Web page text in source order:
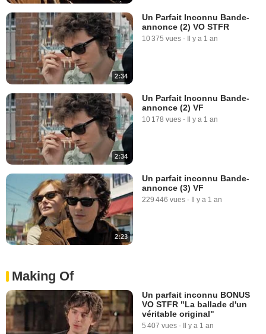
2:34
Un Parfait Inconnu Bande-
annonce (2) VO STFR
10 375 vues - Il y a 1 an
2:34
Un Parfait Inconnu Bande-
annonce (2) VF
10 178 vues - Il y a 1 an
2:23
Un parfait inconnu Bande-
annonce (3) VF
229 446 vues - Il y a 1 an
Making Of
Un parfait inconnu BONUS
VO STFR "La ballade d'un
véritable original"
5 407 vues - Il y a 1 an